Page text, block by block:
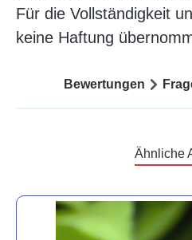
Für die Vollständigkeit
keine Haftung
Bewertungen
Ähnliche